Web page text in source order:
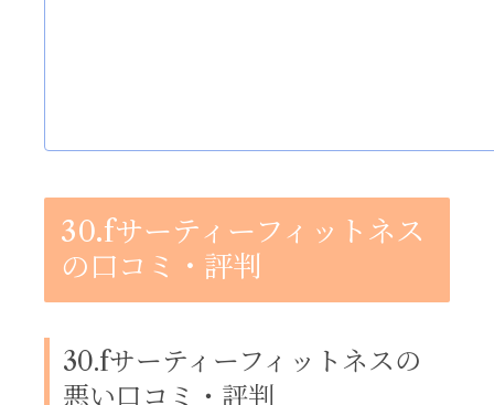
30.fサーティーフィットネス
の口コミ・評判
30.fサーティーフィットネスの
悪い口コミ・評判